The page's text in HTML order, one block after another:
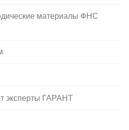
материалы ФНС
эксперты ГАРАНТ